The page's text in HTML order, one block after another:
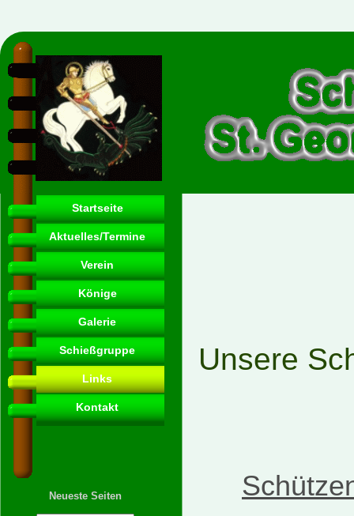
Startseite
Aktuelles/Termine
Verein
Könige
Galerie
Schießgruppe
Links
Kontakt
Neueste Seiten
Unsere